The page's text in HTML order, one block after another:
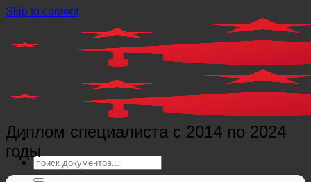
Skip to content
Диплом специалиста с 2014 по 2024
годы